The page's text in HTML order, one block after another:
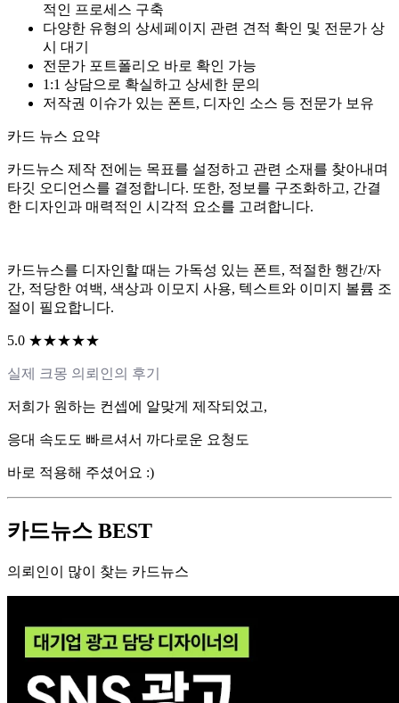
적인 프로세스 구축
다양한 유형의 상세페이지 관련 견적 확인 및 전문가 상
시 대기
전문가 포트폴리오 바로 확인 가능
1:1 상담으로 확실하고 상세한 문의
저작권 이슈가 있는 폰트, 디자인 소스 등 전문가 보유
카드 뉴스 요약
카드뉴스 제작 전에는 목표를 설정하고 관련 소재를 찾아내며
타깃 오디언스를 결정합니다. 또한, 정보를 구조화하고, 간결
한 디자인과 매력적인 시각적 요소를 고려합니다.
카드뉴스를 디자인할 때는 가독성 있는 폰트, 적절한 행간/자
간, 적당한 여백, 색상과 이모지 사용, 텍스트와 이미지 볼륨 조
절이 필요합니다.
5.0 ★★★★★
실제 크몽 의뢰인의 후기
저희가 원하는 컨셉에 알맞게 제작되었고,
응대 속도도 빠르셔서 까다로운 요청도
바로 적용해 주셨어요 :)
카드뉴스 BEST
의뢰인이 많이 찾는 카드뉴스